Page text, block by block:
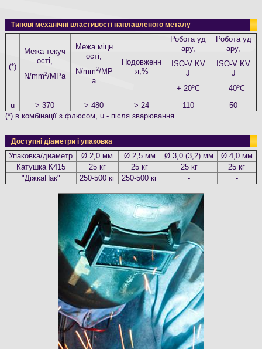
Типові механічні властивості наплавленого металу
(*)
Межа текуч
ості,
N/mm2/MPa
Межа міцн
ості,
N/mm2/MP
a
Подовженн
я,%
Робота уд
ару,
ISO-V KV
J
+ 20ºC
Робота уд
ару,
ISO-V KV
J
– 40ºC
u > 370 > 480 > 24 110
50
(*) в комбінації з флюсом, u - після зварювання
Доступні діаметри і упаковка
Упаковка/диаметр
Ø 2,0 мм Ø 2,5 мм Ø 3,0 (3,2) мм
Ø 4,0 мм
Катушка К415
25 кг 25 кг 25 кг
25 кг
"ДіжкаПак"
250-500 кг 250-500 кг - -